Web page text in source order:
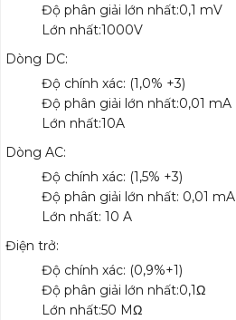
Độ phân giải lớn nhất:0,1 mV
Lớn nhất:1000V
Dòng DC:
Độ chính xác: (1,0% +3)
Độ phân giải lớn nhất:0,01 mA
Lớn nhất:10A
Dòng AC:
Độ chính xác: (1,5% +3)
Độ phân giải lớn nhất: 0,01 mA
Lớn nhất: 10 A
Điện trở:
Độ chính xác: (0,9%+1)
Độ phân giải lớn nhất:0,1Ω
Lớn nhất:50 MΩ